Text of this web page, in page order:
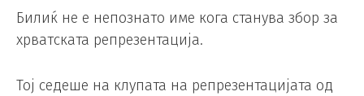
Билиќ не е непознато име кога станува збор за
хрватската репрезентација.
Тој седеше на клупата на репрезентацијата од